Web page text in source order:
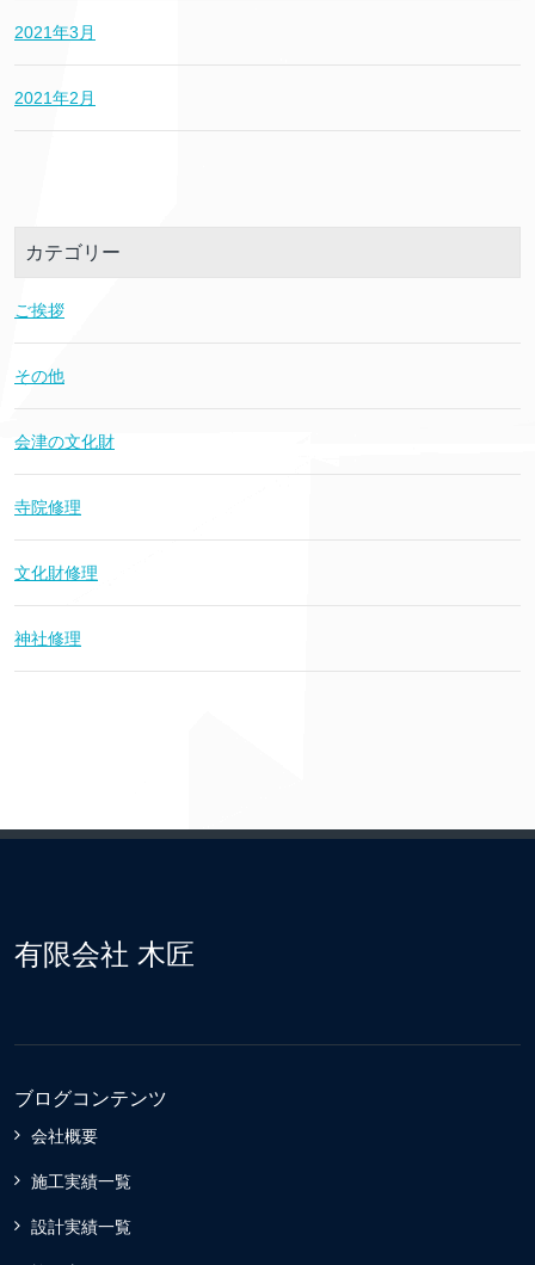
2021年3月
2021年2月
カテゴリー
ご挨拶
その他
会津の文化財
寺院修理
文化財修理
神社修理
有限会社 木匠
ブログコンテンツ
会社概要
施工実績一覧
設計実績一覧